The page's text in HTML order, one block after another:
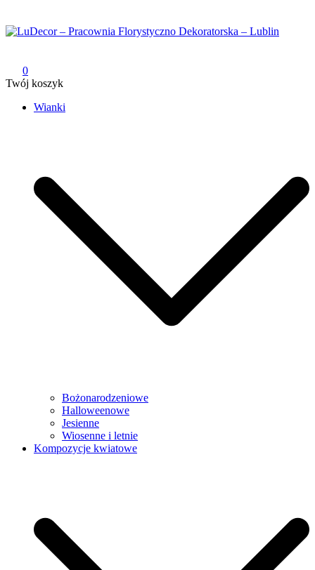
do
treści
0
Twój koszyk
Wianki
Bożonarodzeniowe
Halloweenowe
Jesienne
Wiosenne i letnie
Kompozycje kwiatowe